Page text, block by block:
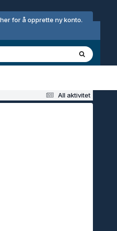
for å opprette ny konto.
All aktivitet